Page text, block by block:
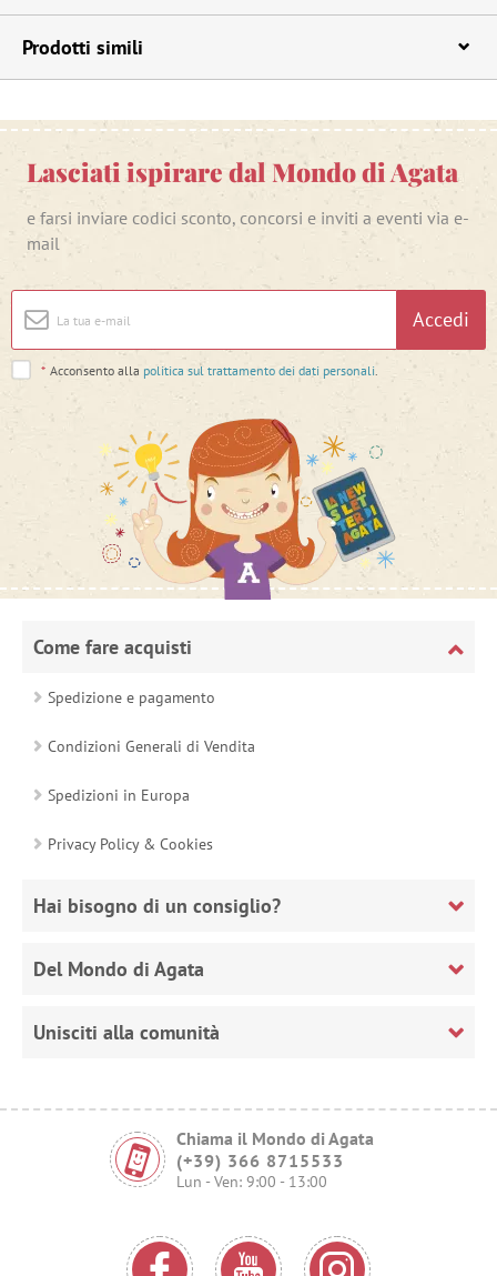
Prodotti simili
Lasciati ispirare dal Mondo di Agata
e farsi inviare codici sconto, concorsi e inviti a eventi via e-
mail
Accedi
* Acconsento alla politica sul trattamento dei dati personali.
Come fare acquisti
Spedizione e pagamento
Condizioni Generali di Vendita
Spedizioni in Europa
Privacy Policy & Cookies
Hai bisogno di un consiglio?
Del Mondo di Agata
Unisciti alla comunità
Chiama il Mondo di Agata
(+39) 366 8715533
Lun - Ven: 9:00 - 13:00